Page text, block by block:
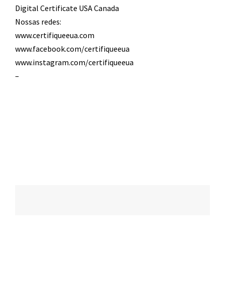
Digital Certificate USA Canada
Nossas redes:
www.certifiqueeua.com
www.facebook.com/certifiqueeua
www.instagram.com/certifiqueeua
–